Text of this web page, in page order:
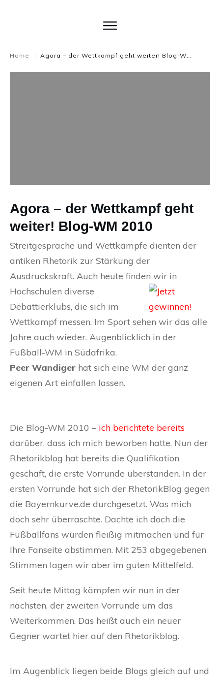
Home |
Agora – der Wettkampf geht
weiter! Blog-WM 2010
Streitgespräche und Wettkämpfe dienten der
antiken Rhetorik zur Stärkung der
Ausdruckskraft. Auch heute finden wir in
Hochschulen diverse
Debattierklubs, die sich im
Wettkampf messen. Im Sport sehen wir das alle
Jahre auch wieder. Augenblicklich in der
Fußball-WM in Südafrika.
Peer Wandiger hat sich eine WM der ganz
eigenen Art einfallen lassen.
Die Blog-WM 2010 – ich berichtete bereits
darüber, dass ich mich beworben hatte. Nun der
Rhetorikblog hat bereits die Qualifikation
geschaft, die erste Vorrunde überstanden. In der
ersten Vorrunde hat sich der RhetorikBlog gegen
die Bayernkurve.de durchgesetzt. Was mich
doch sehr überraschte. Dachte ich doch die
Fußballfans würden fleißig mitmachen und für
Ihre Fanseite abstimmen. Mit 253 abgegebenen
Stimmen lagen wir aber im guten Mittelfeld.
Seit heute Mittag kämpfen wir nun in der
nächsten, der zweiten Vorrunde um das
Weiterkommen. Das heißt auch ein neuer
Gegner wartet hier auf den Rhetorikblog.
Im Augenblick liegen beide Blogs gleich auf und